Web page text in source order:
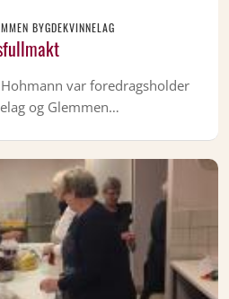
BYGDEKVINNELAG
var foredragsholder
og Glemmen…